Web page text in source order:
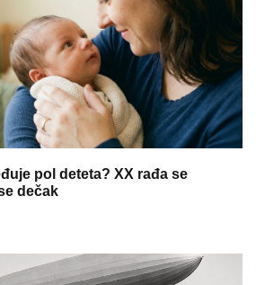
pol deteta? XX rađa se
dečak